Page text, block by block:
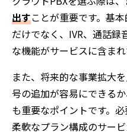
出すことが重要です。基
だけでなく、IVR、通話録
な機能がサービスに含ま
また、将来的な事業拡大
号の追加が容易にできる
も重要なポイントです。
柔軟なプラン構成のサービ